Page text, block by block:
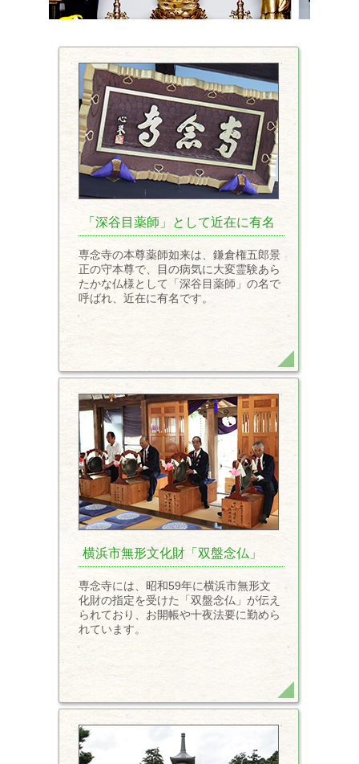
「深谷目薬師」として近在に有名
専念寺の本尊薬師如来は、鎌倉権五郎景
正の守本尊で、目の病気に大変霊験あら
たかな仏様として「深谷目薬師」の名で
呼ばれ、近在に有名です。
横浜市無形文化財「双盤念仏」
専念寺には、昭和59年に横浜市無形文
化財の指定を受けた「双盤念仏」が伝え
られており、お開帳や十夜法要に勤めら
れています。